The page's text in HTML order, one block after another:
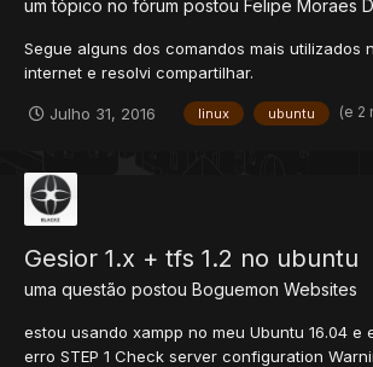
um tópico no fórum postou Felipe Moraes
Segue alguns dos comandos mais utilizados
internet e resolvi compartilhar.
Julho 31, 2016 linux ubuntu (e 2
Gesior 1.x + tfs 1.2 no ubuntu
uma questão postou Boguemon Websites
estou usando xampp no meu Ubuntu 16.04 e
erro STEP 1 Check server configuration